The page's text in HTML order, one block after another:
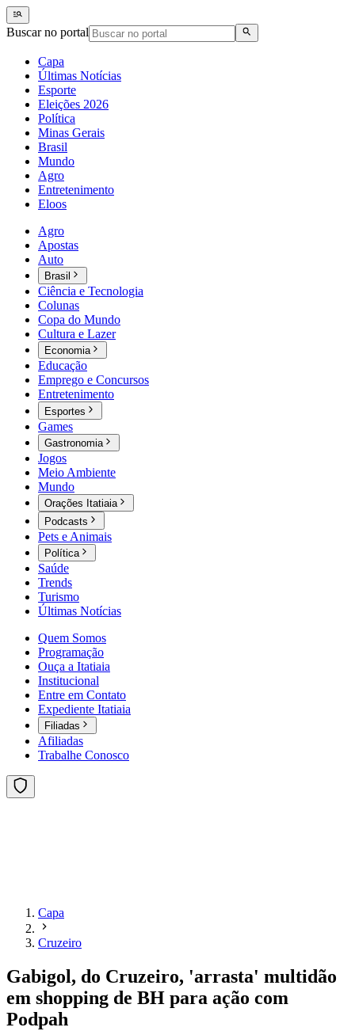
Buscar no portal
Capa
Últimas Notícias
Esporte
Eleições 2026
Política
Minas Gerais
Brasil
Mundo
Agro
Entretenimento
Eloos
Agro
Apostas
Auto
Brasil
Ciência e Tecnologia
Colunas
Copa do Mundo
Cultura e Lazer
Economia
Educação
Emprego e Concursos
Entretenimento
Esportes
Games
Gastronomia
Jogos
Meio Ambiente
Mundo
Orações Itatiaia
Podcasts
Pets e Animais
Política
Saúde
Trends
Turismo
Últimas Notícias
Quem Somos
Programação
Ouça a Itatiaia
Institucional
Entre em Contato
Expediente Itatiaia
Filiadas
Afiliadas
Trabalhe Conosco
Capa
Cruzeiro
Gabigol, do Cruzeiro, 'arrasta' multidão
em shopping de BH para ação com
Podpah